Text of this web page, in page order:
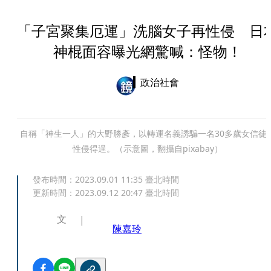
「子宮聚集厄運」洗腦女子再性侵 日
神棍面容曝光網驚喊：怪物！
政治社會
自稱「神生一人」的大野勝彥，以轉運名義誘騙一名30多歲女信徒
性侵得逞。（示意圖，翻攝自pixabay）
發布時間： 2023.09.01 11:35 臺北時間
更新時間： 2023.09.12 20:47 臺北時間
文
陳嘉玲